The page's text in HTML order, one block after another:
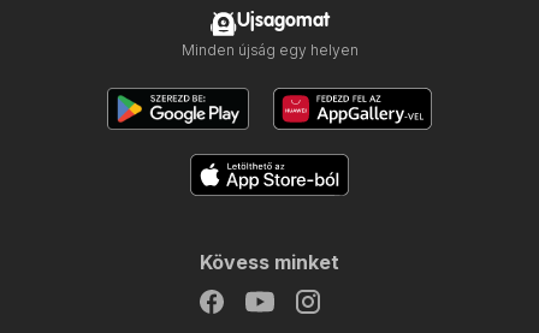
Ujsagomat
Minden újság egy helyen
Kövess minket